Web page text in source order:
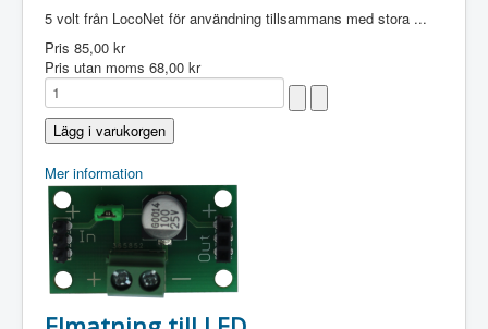
5 volt från LocoNet för användning tillsammans med stora ...
Pris 85,00 kr
Pris utan moms 68,00 kr
Mer information